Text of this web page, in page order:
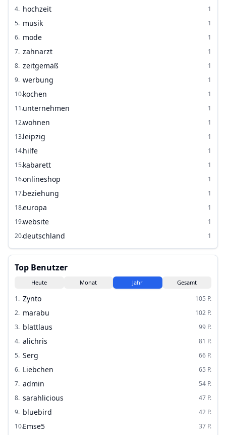
4. hochzeit
1
5. musik
1
6. mode
1
7. zahnarzt
1
8. zeitgemäß
1
9. werbung
1
10.kochen
1
11.unternehmen
1
12.wohnen
1
13.leipzig
1
14.hilfe
1
15.kabarett
1
16.onlineshop
1
17.beziehung
1
18.europa
1
19.website
1
20.deutschland 1
Top Benutzer
Heute Monat Jahr Gesamt
1. Zynto 105 P.
2. marabu 102 P.
3. blattlaus 99 P.
4. alichris 81 P.
5. Serg 66 P.
6. Liebchen 65 P.
7. admin 54 P.
8. sarahlicious 47 P.
9. bluebird 42 P.
10.Emse5 37 P.